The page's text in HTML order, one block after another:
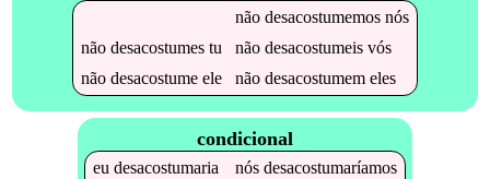
não desacostumemosnós
não desacostumestu não desacostumeisvós
não desacostumeele não desacostumemeles
condicional
eu desacostumaria nós desacostumaríamos